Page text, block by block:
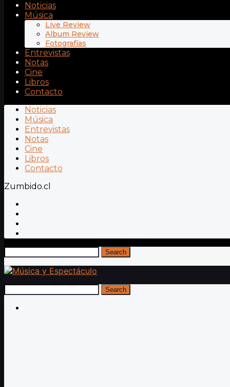
Noticias
Música
Live Review
Album Review
Fotografías
Entrevistas
Notas
Cine
Libros
Contacto
Noticias
Música
Entrevistas
Notas
Cine
Libros
Contacto
Zumbido.cl
Search
Search